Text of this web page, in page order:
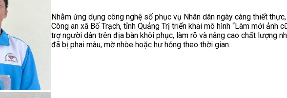
Nhằm ứng dụng công nghệ số phục vụ Nhân dân ngày càng thiết
Công an xã Bố Trạch, tỉnh Quảng Trị triển khai mô hình “Làm mới ảnh
trợ người dân trên địa bàn khôi phục, làm rõ và nâng cao chất lượng
đã bị phai màu, mờ nhòe hoặc hư hỏng theo thời gian.